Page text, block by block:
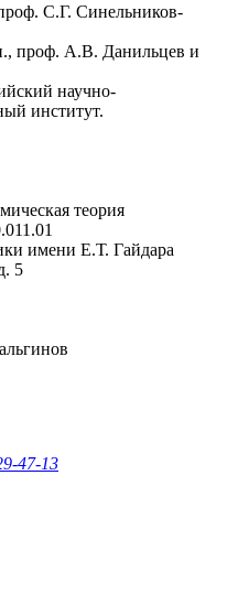
С.Г. Синельников-
проф. А.В. Данильцев и
научно-
институт.
теория
имени Е.Т. Гайдара
5
47-13